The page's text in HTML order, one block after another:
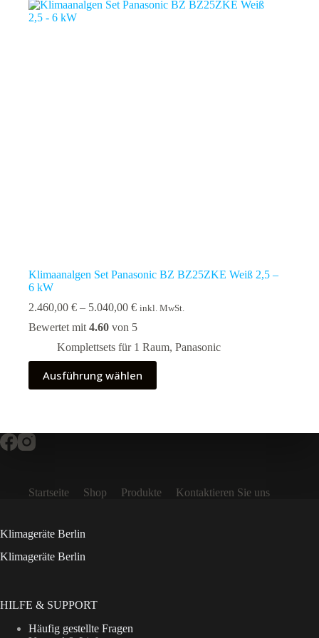
Klimaanalgen Set Panasonic BZ BZ25ZKE Weiß 2,5 –
6 kW
2.460,00 € – 5.040,00 €Preisspanne:
bis
5.040,00 €
inkl. MwSt.
Bewertet mit 4.60 von 5
Komplettsets für 1 Raum, Panasonic
Ausführung wählen
Dieses
Produkt
weist
auf.
Die
der
werden
Startseite Shop Produkte Kontaktieren Sie uns
Klimageräte Berlin
Klimageräte Berlin
HILFE & SUPPORT
Häufig gestellte Fragen